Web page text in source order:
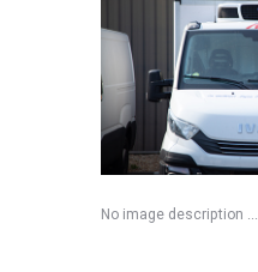
No image description ...